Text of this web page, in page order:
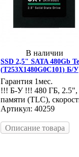
В наличии
SSD 2,5" SATA 480Gb
(T253X1480G0C101) Б/У
Гарантия 1мес.
!!! Б-У !!! 480 ГБ, 2.5",
памяти (TLC),
Артикул: 40259
Описание товара